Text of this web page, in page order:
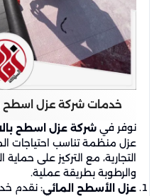
خدمات شركة عزل اسطح
نوفر في شركة عزل اسطح
عزل منظمة تناسب احتياجات
التجارية، مع التركيز على
والرطوبة بطريقة عملية.
عزل الأسطح المائي: نقدم